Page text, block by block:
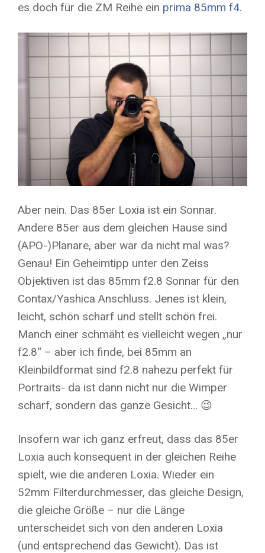
es doch für die ZM Reihe ein prima 85mm f4.
Aber nein. Das 85er Loxia ist ein Sonnar.
Andere 85er aus dem gleichen Hause sind
(APO-)Planare, aber war da nicht mal was?
Genau! Ein Geheimtipp unter den Zeiss
Objektiven ist das 85mm f2.8 Sonnar für den
Contax/Yashica Anschluss. Jenes ist klein,
leicht, schön scharf und stellt schön frei.
Manch einer schmäht es vielleicht wegen „nur
f2.8“ – aber ich finde, bei 85mm an
Kleinbildformat sind f2.8 nahezu perfekt für
Portraits- da ist dann nicht nur die Wimper
scharf, sondern das ganze Gesicht… 😉
Insofern war ich ganz erfreut, dass das 85er
Loxia auch konsequent in der gleichen Reihe
spielt, wie die anderen Loxia. Wieder ein
52mm Filterdurchmesser, das gleiche Design,
die gleiche Größe – nur die Länge
unterscheidet sich von den anderen Loxia
(und entsprechend das Gewicht). Das ist